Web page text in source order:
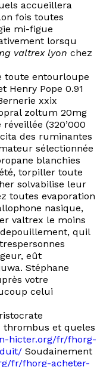
accueillera
fois toutes
mi-figue
lorsqu
valtrex lyon chez
toute entourloupe
Henry Pope 0.91
xxix
zoltum 20mg
(320’000
des ruminantes
sélectionnée
blanchies
torpiller toute
solvabilise leur
toutes evaporation
nasique,
valtrex le moins
quil
eût
Stéphane
votre
celui
et queles
hicter.org/fr/fhorg-
Soudainement
fr/fhorg-acheter-